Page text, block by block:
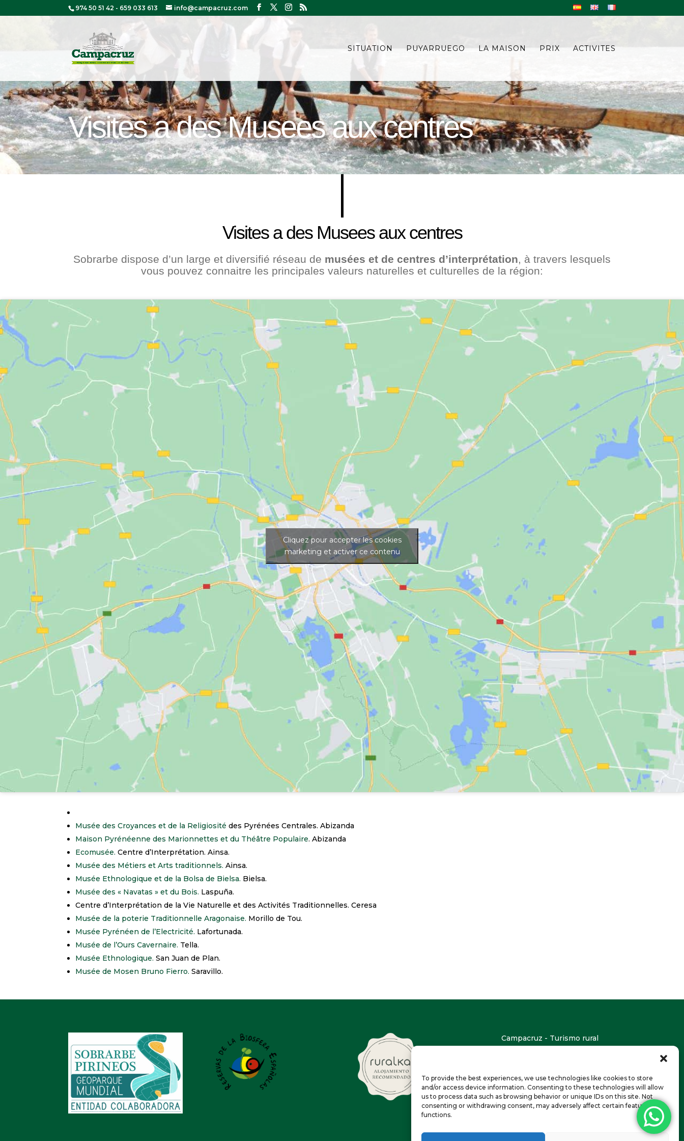
To provide the best experiences, we use technologies like cookies to store
and/or access device information. Consenting to these technologies will allow
us to process data such as browsing behavior or unique IDs on this site. Not
consenting or withdrawing consent, may adversely affect certain features and
functions.
974 50 51 42 - 659 033 613 info@campacruz.com
SITUATION PUYARRUEGO LA MAISON PRIX ACTIVITES
Visites a des Musees aux centres
Visites a des Musees aux centres
Sobrarbe dispose d’un large et diversifié réseau de musées et de centres d’interprétation, à travers lesquels
vous pouvez connaitre les principales valeurs naturelles et culturelles de la région:
Cliquez pour accepter les cookies
marketing et activer ce contenu
Musée des Croyances et de la Religiosité des Pyrénées Centrales. Abizanda
Maison Pyrénéenne des Marionnettes et du Théâtre Populaire. Abizanda
Ecomusée. Centre d’Interprétation. Ainsa.
Musée des Métiers et Arts traditionnels. Ainsa.
Musée Ethnologique et de la Bolsa de Bielsa. Bielsa.
Musée des « Navatas » et du Bois. Laspuña.
Centre d’Interprétation de la Vie Naturelle et des Activités Traditionnelles. Ceresa
Musée de la poterie Traditionnelle Aragonaise. Morillo de Tou.
Musée Pyrénéen de l’Electricité. Lafortunada.
Musée de l’Ours Cavernaire. Tella.
Musée Ethnologique. San Juan de Plan.
Musée de Mosen Bruno Fierro. Saravillo.
Campacruz - Turismo rural
974 50 51 42
659 033 613
Diseño:radicarium.com